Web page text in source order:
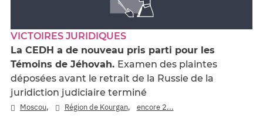
VICTOIRES JURIDIQUES
La CEDH a de nouveau pris parti pour les
Témoins de Jéhovah. Examen des plaintes
déposées avant le retrait de la Russie de la
juridiction judiciaire terminé
Moscou, Région de Kourgan, encore 2...